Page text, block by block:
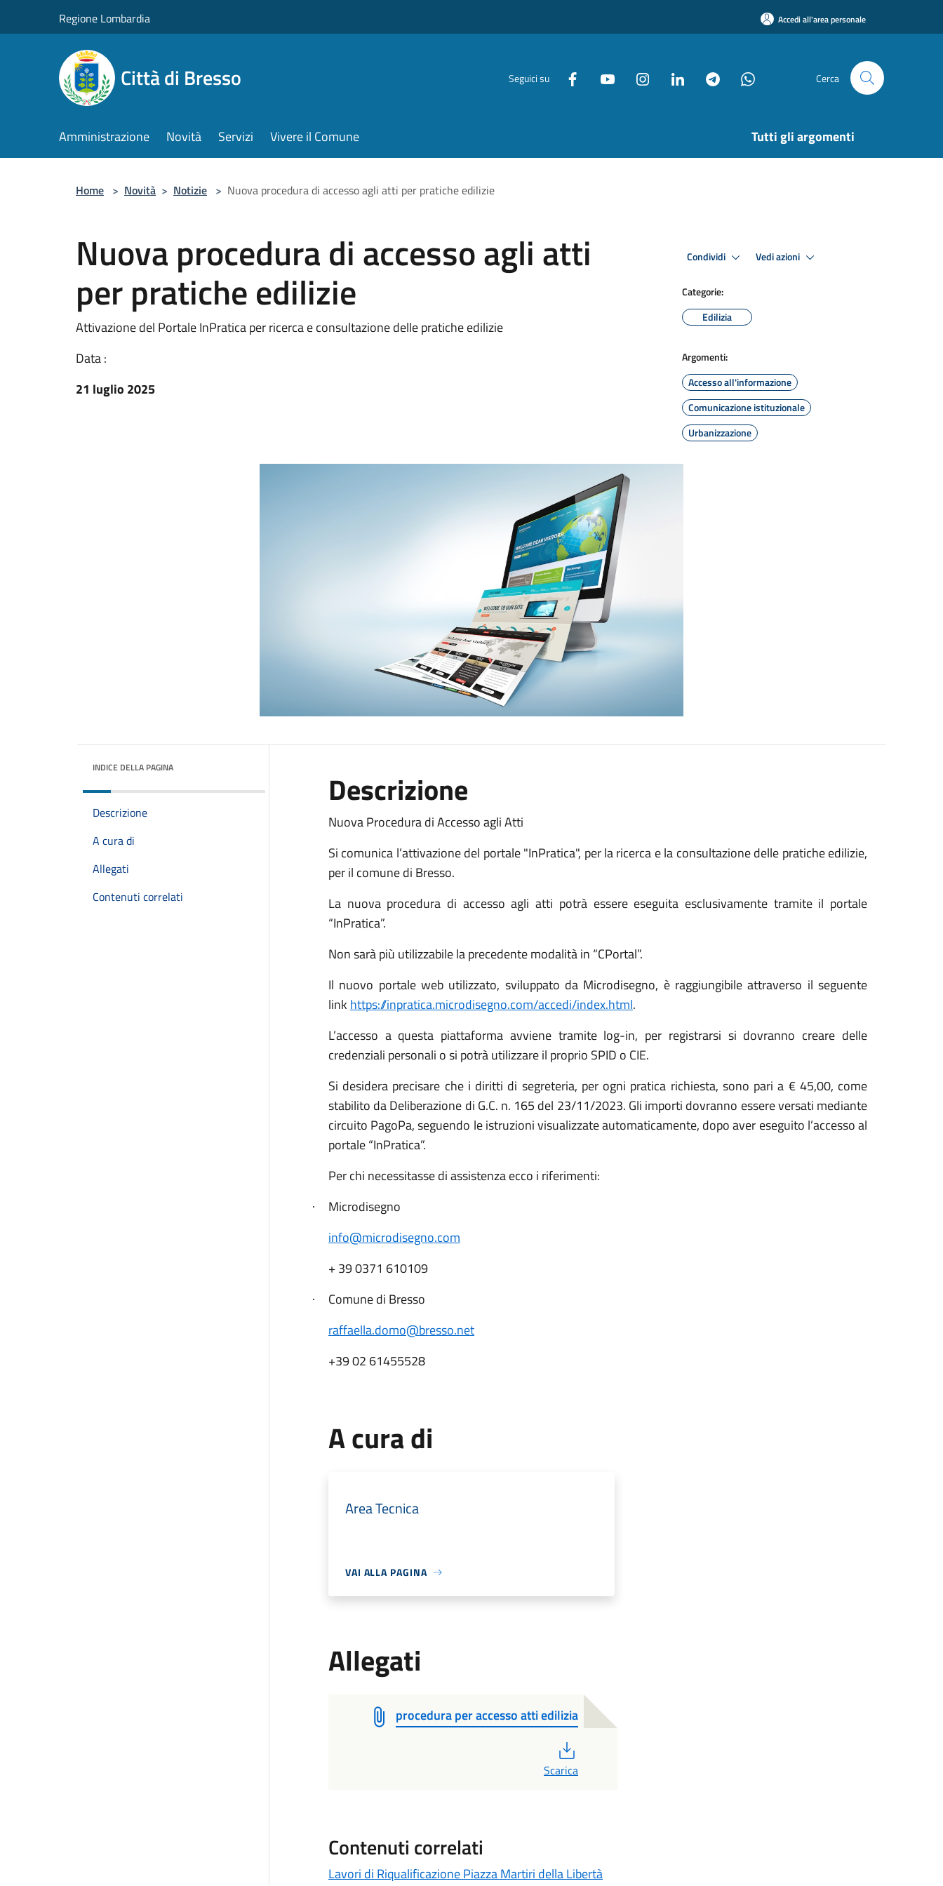
Regione Lombardia Accedi all'area personale
Città di Bresso Seguici su Cerca
Amministrazione Novità Servizi Vivere il Comune Tutti gli argomenti
Home > Novità > Notizie > Nuova procedura di accesso agli atti per pratiche edilizie
Nuova procedura di accesso agli atti
per pratiche edilizie
Attivazione del Portale InPratica per ricerca e consultazione delle pratiche edilizie
Data :
21 luglio 2025
Condividi Vedi azioni
Categorie:
Edilizia
Argomenti:
Accesso all'informazione
Comunicazione istituzionale
Urbanizzazione
INDICE DELLA PAGINA
Descrizione
A cura di
Allegati
Contenuti correlati
Descrizione
Nuova Procedura di Accesso agli Atti
Si comunica l’attivazione del portale "InPratica", per la ricerca e la consultazione delle pratiche edilizie,
per il comune di Bresso.
La nuova procedura di accesso agli atti potrà essere eseguita esclusivamente tramite il portale
“InPratica”.
Non sarà più utilizzabile la precedente modalità in “CPortal”.
Il nuovo portale web utilizzato, sviluppato da Microdisegno, è raggiungibile attraverso il seguente
link https://inpratica.microdisegno.com/accedi/index.html.
L’accesso a questa piattaforma avviene tramite log-in, per registrarsi si dovranno creare delle
credenziali personali o si potrà utilizzare il proprio SPID o CIE.
Si desidera precisare che i diritti di segreteria, per ogni pratica richiesta, sono pari a € 45,00, come
stabilito da Deliberazione di G.C. n. 165 del 23/11/2023. Gli importi dovranno essere versati mediante
circuito PagoPa, seguendo le istruzioni visualizzate automaticamente, dopo aver eseguito l’accesso al
portale “InPratica”.
Per chi necessitasse di assistenza ecco i riferimenti:
·
Microdisegno
info@microdisegno.com
+ 39 0371 610109
·
Comune di Bresso
raffaella.domo@bresso.net
+39 02 61455528
A cura di
Area Tecnica
VAI ALLA PAGINA
Allegati
procedura per accesso atti edilizia
Scarica
Contenuti correlati
Lavori di Riqualificazione Piazza Martiri della Libertà